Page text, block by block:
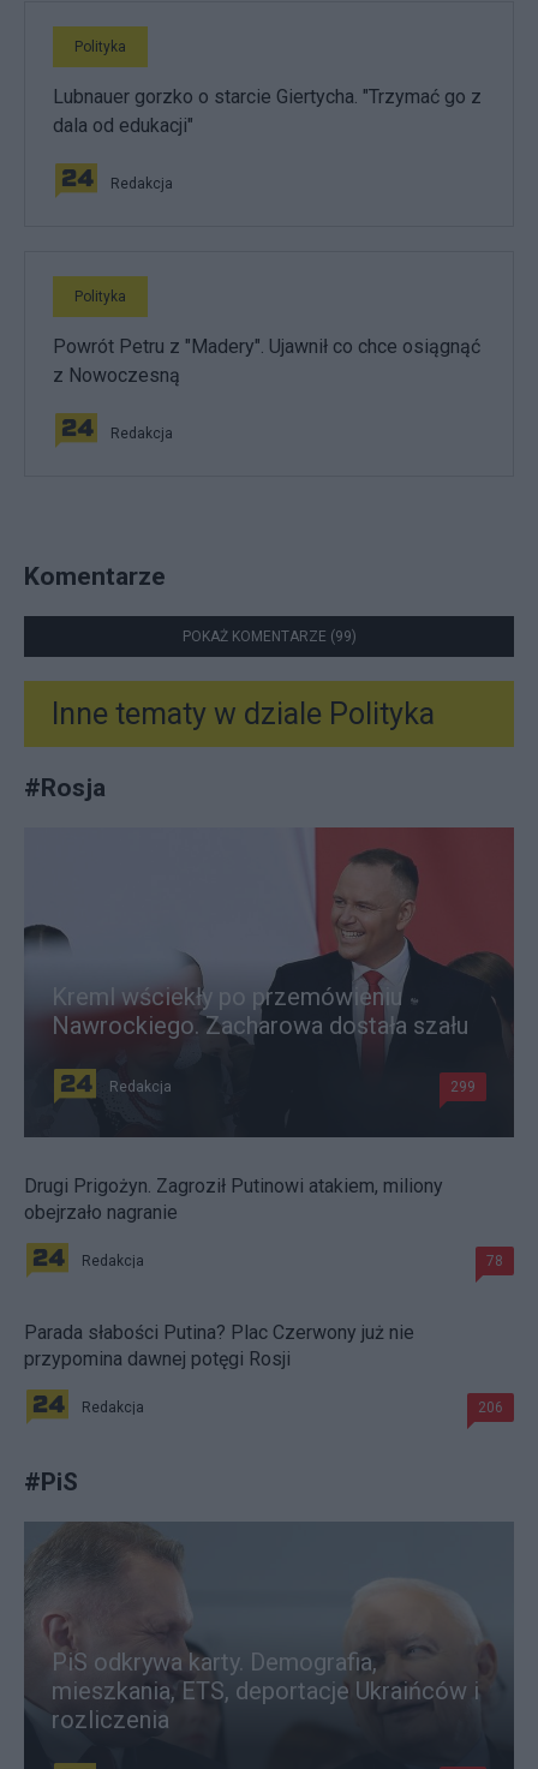
Polityka
Lubnauer gorzko o starcie Giertycha. "Trzymać go z
dala od edukacji"
Redakcja
Polityka
Powrót Petru z "Madery". Ujawnił co chce osiągnąć
z Nowoczesną
Redakcja
Komentarze
POKAŻ KOMENTARZE (99)
Inne tematy w dziale Polityka
#Rosja
Kreml wściekły po przemówieniu
Nawrockiego. Zacharowa dostała szału
Redakcja 299
Drugi Prigożyn. Zagroził Putinowi atakiem, miliony
obejrzało nagranie
Redakcja 78
Parada słabości Putina? Plac Czerwony już nie
przypomina dawnej potęgi Rosji
Redakcja 206
#PiS
PiS odkrywa karty. Demografia,
mieszkania, ETS, deportacje Ukraińców i
rozliczenia